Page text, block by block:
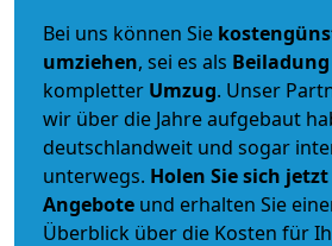
Bei uns können Sie
umziehen, sei es als Beiladung
kompletter Umzug. Unser
wir über die Jahre aufgebaut
deutschlandweit und sogar
unterwegs. Holen Sie sich
Angebote und erhalten Sie
Überblick über die Kosten für